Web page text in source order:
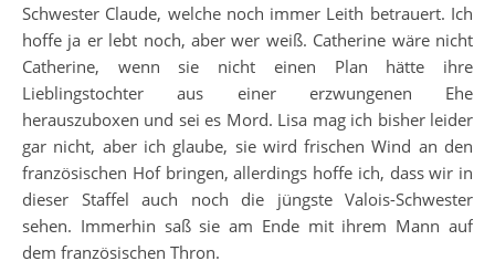
Schwester Claude, welche noch immer Leith betrauert. Ich
hoffe ja er lebt noch, aber wer weiß. Catherine wäre nicht
Catherine, wenn sie nicht einen Plan hätte ihre
Lieblingstochter aus einer erzwungenen Ehe
herauszuboxen und sei es Mord. Lisa mag ich bisher leider
gar nicht, aber ich glaube, sie wird frischen Wind an den
französischen Hof bringen, allerdings hoffe ich, dass wir in
dieser Staffel auch noch die jüngste Valois-Schwester
sehen. Immerhin saß sie am Ende mit ihrem Mann auf
dem französischen Thron.